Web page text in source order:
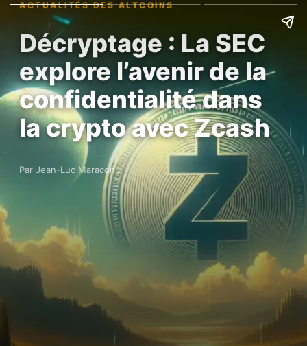
ACTUALITÉS DES ALTCOINS
Décryptage : La SEC
explore l’avenir de la
confidentialité dans
la crypto avec Zcash
Par Jean-Luc Maracon